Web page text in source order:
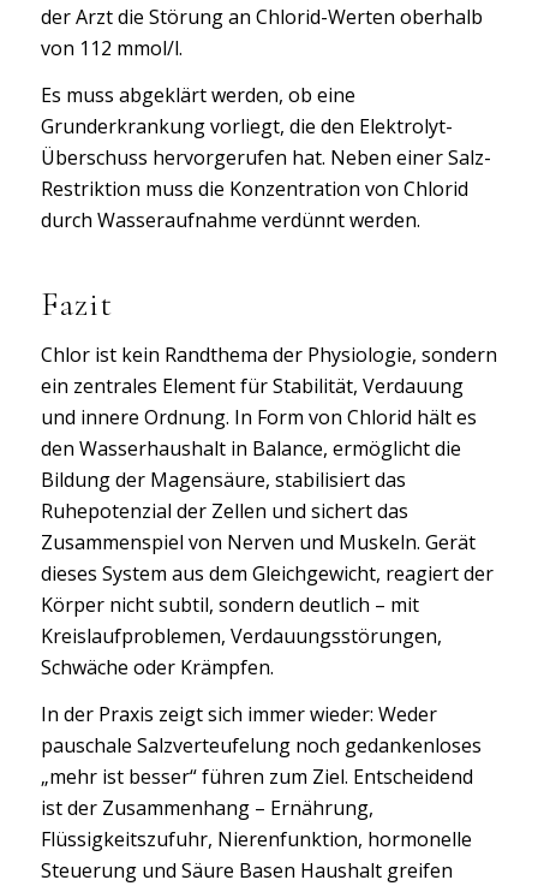
der Arzt die Störung an Chlorid-Werten oberhalb
von 112 mmol/l.
Es muss abgeklärt werden, ob eine
Grunderkrankung vorliegt, die den Elektrolyt-
Überschuss hervorgerufen hat. Neben einer Salz-
Restriktion muss die Konzentration von Chlorid
durch Wasseraufnahme verdünnt werden.
Fazit
Chlor ist kein Randthema der Physiologie, sondern
ein zentrales Element für Stabilität, Verdauung
und innere Ordnung. In Form von Chlorid hält es
den Wasserhaushalt in Balance, ermöglicht die
Bildung der Magensäure, stabilisiert das
Ruhepotenzial der Zellen und sichert das
Zusammenspiel von Nerven und Muskeln. Gerät
dieses System aus dem Gleichgewicht, reagiert der
Körper nicht subtil, sondern deutlich – mit
Kreislaufproblemen, Verdauungsstörungen,
Schwäche oder Krämpfen.
In der Praxis zeigt sich immer wieder: Weder
pauschale Salzverteufelung noch gedankenloses
„mehr ist besser“ führen zum Ziel. Entscheidend
ist der Zusammenhang – Ernährung,
Flüssigkeitszufuhr, Nierenfunktion, hormonelle
Steuerung und Säure Basen Haushalt greifen